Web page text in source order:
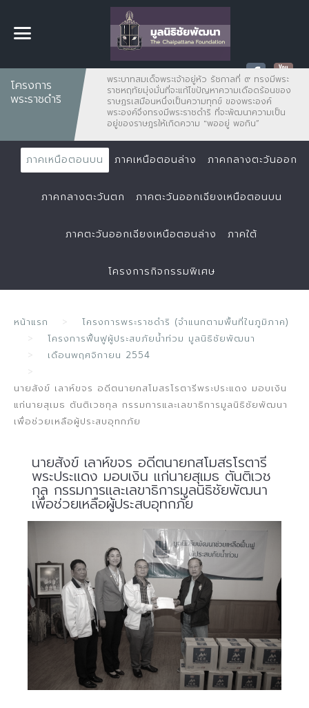
โครงการ
พระราชดำริ
พระบาทสมเด็จพระเจ้าอยู่หัว รัชกาลที่ ๙ ทรงมีพระ
ราชหฤทัยมุ่งมั่นที่จะแก้ไขปัญหาความเดือดร้อนของ
ราษฏรเสมือนหนึ่งเป็นความทุกข์ ของพระองค์
พระองค์จึงทรงมีพระราชดำริ ที่จะพัฒนาความเป็น
อยู่ของราษฎรให้เกิดความ "พออยู่ พอกิน”
ภาคเหนือตอนบน ภาคเหนือตอนล่าง ภาคกลางตะวันออก
ภาคกลางตะวันตก ภาคตะวันออกเฉียงเหนือตอนบน
ภาคตะวันออกเฉียงเหนือตอนล่าง ภาคใต้
โครงการกิจกรรมพิเศษ
หน้าแรก
โครงการพระราชดำริ (จำแนกตามพื้นที่ในภูมิภาค)
โครงการฟื้นฟูผู้ประสบภัยน้ำท่วม มูลนิธิชัยพัฒนา
เดือนพฤศจิกายน 2554
นายสังข์ เลาห์ขจร อดีตนายกสโมสรโรตารีพระประแดง มอบเงิน
แก่นายสุเมธ ตันติเวชกุล กรรมการและเลขาธิการมูลนิธิชัยพัฒนา
เพื่อช่วยเหลือผู้ประสบอุทกภัย
นายสังข์ เลาห์ขจร อดีตนายกสโมสรโรตารี
พระประแดง มอบเงิน แก่นายสุเมธ ตันติเวช
กุล กรรมการและเลขาธิการมูลนิธิชัยพัฒนา
เพื่อช่วยเหลือผู้ประสบอุทกภัย